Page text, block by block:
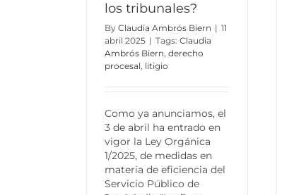
los tribunales?
By Claudia Ambrós Biern | 11
abril 2025 | Tags: Claudia
Ambrós Biern, derecho
procesal, litigio
Como ya anunciamos, el
3 de abril ha entrado en
vigor la Ley Orgánica
1/2025, de medidas en
materia de eficiencia del
Servicio Público de